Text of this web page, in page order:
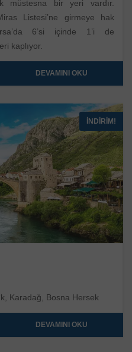
müstesna bir yeri vardır.
Listesi’ne girmeye hak
6’si içinde 1’i de
kaplıyor.
DEVAMINI OKU
İNDIRIM!
Karadağ, Bosna Hersek
DEVAMINI OKU